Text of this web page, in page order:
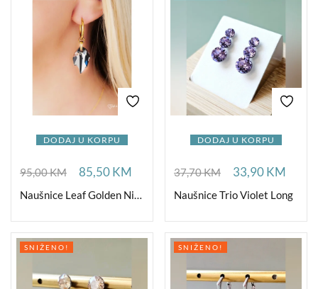
DODAJ U KORPU
95,00KM 85,50KM
Naušnice Leaf Golden Night
DODAJ U KORPU
37,70KM 33,90KM
Naušnice Trio Violet Long
SNIŽENO! SNIŽENO!